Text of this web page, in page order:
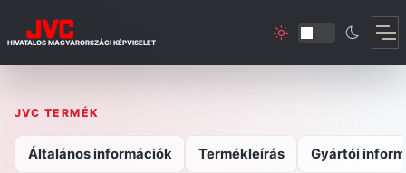
HIVATALOS MAGYARORSZÁGI KÉPVISELET
JVC TERMÉK
Általános információk Termékleírás Gyártói